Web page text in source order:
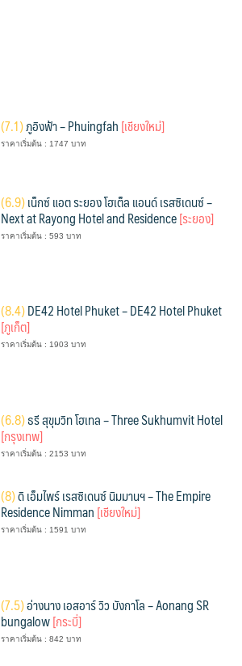
(7.1)ภูอิงฟ้า – Phuingfah[เชียงใหม่]
ราคาเริ่มต้น : 1747 บาท
(6.9)เน็กซ์ แอต ระยอง โฮเต็ล แอนด์ เรสซิเดนซ์ –
Next at Rayong Hotel and Residence[ระยอง]
ราคาเริ่มต้น : 593 บาท
(8.4)DE42 Hotel Phuket – DE42 Hotel Phuket
[ภูเก็ต]
ราคาเริ่มต้น : 1903 บาท
(6.8)ธรี สุขุมวิท โฮเทล – Three Sukhumvit Hotel
[กรุงเทพ]
ราคาเริ่มต้น : 2153 บาท
(8)ดิ เอ็มไพร์ เรสซิเดนซ์ นิมมานฯ – The Empire
Residence Nimman[เชียงใหม่]
ราคาเริ่มต้น : 1591 บาท
(7.5)อ่างนาง เอสอาร์ วิว บังกาโล – Aonang SR
bungalow[กระบี่]
ราคาเริ่มต้น : 842 บาท